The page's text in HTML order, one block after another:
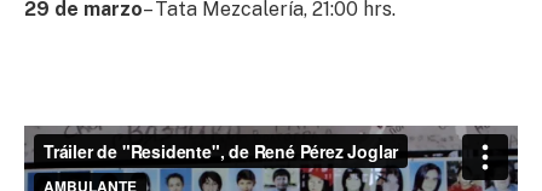
29 de marzo– Tata Mezcalería, 21:00 hrs.